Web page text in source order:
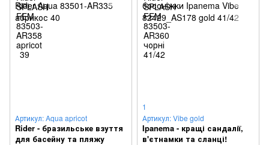
Артикул: Aqua apricot
Rider - бразильське взуття
для басейну та пляжу
1
Артикул: Vibe gold
Ipanema - кращі сандалії,
в'єтнамки та сланці!